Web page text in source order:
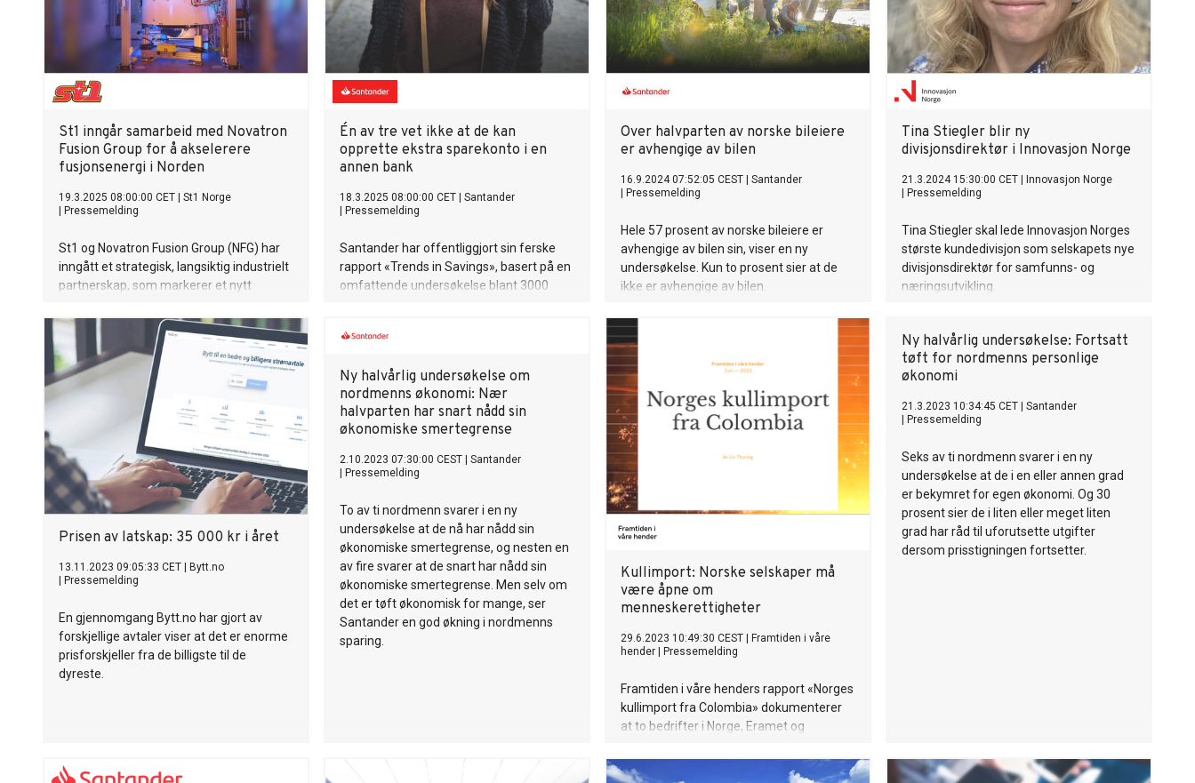
St1 inngår samarbeid med Novatron
Fusion Group for å akselerere
fusjonsenergi i Norden
19.3.2025 08:00:00 CET
St1 Norge
Pressemelding
St1 og Novatron Fusion Group (NFG) har
inngått et strategisk, langsiktig industrielt
partnerskap, som markerer et nytt
fusjonsenergi. St1 går inn som
hovedinvestor og nytt styremedlem etter
en investering på 13 millioner euro i NFG,
og vil bidra med langsiktig verdi samt
forretningsmessig, industriell og
regulatorisk kompetanse.
Én av tre vet ikke at de kan
opprette ekstra sparekonto i en
annen bank
18.3.2025 08:00:00 CET
Santander
Pressemelding
Santander har offentliggjort sin ferske
rapport «Trends in Savings», basert på en
omfattende undersøkelse blant 3000
skandinaviske forbrukeres spareatferd
klar over at de kan opprette en
sparekonto i en annen bank – uten
gebyrer eller at det er nødvendig å bytte
dagligbankforbindelse. I Norge er tallet 29
prosent.
Over halvparten av norske bileiere
er avhengige av bilen
16.9.2024 07:52:05 CEST
Santander
Pressemelding
Hele 57 prosent av norske bileiere er
avhengige av bilen sin, viser en ny
undersøkelse. Kun to prosent sier at de
ikke er avhengige av bilen.
Tina Stiegler blir ny
divisjonsdirektør i Innovasjon Norge
21.3.2024 15:30:00 CET
Innovasjon Norge
Pressemelding
Tina Stiegler skal lede Innovasjon Norges
største kundedivisjon som selskapets nye
divisjonsdirektør for samfunns- og
næringsutvikling.
Prisen av latskap: 35 000 kr i året
13.11.2023 09:05:33 CET
Bytt.no
Pressemelding
En gjennomgang Bytt.no har gjort av
forskjellige avtaler viser at det er enorme
prisforskjeller fra de billigste til de
dyreste.
Ny halvårlig undersøkelse om
nordmenns økonomi: Nær
halvparten har snart nådd sin
økonomiske smertegrense
2.10.2023 07:30:00 CEST
Santander
Pressemelding
To av ti nordmenn svarer i en ny
undersøkelse at de nå har nådd sin
økonomiske smertegrense, og nesten en
av fire svarer at de snart har nådd sin
økonomiske smertegrense. Men selv om
det er tøft økonomisk for mange, ser
Santander en god økning i nordmenns
sparing.
Kullimport: Norske selskaper må
være åpne om
menneskerettigheter
29.6.2023 10:49:30 CEST
Framtiden i våre
hender
Pressemelding
Framtiden i våre henders rapport «Norges
kullimport fra Colombia» dokumenterer
at to bedrifter i Norge, Eramet og
Colombia. Med dette følger store
Ny halvårlig undersøkelse: Fortsatt
tøft for nordmenns personlige
økonomi
21.3.2023 10:34:45 CET
Santander
Pressemelding
Seks av ti nordmenn svarer i en ny
undersøkelse at de i en eller annen grad
er bekymret for egen økonomi. Og 30
prosent sier de i liten eller meget liten
grad har råd til uforutsette utgifter
dersom prisstigningen fortsetter.